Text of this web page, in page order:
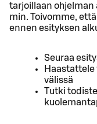
tarjoillaan ohjelman
min. Toivomme,
ennen esityksen
Seuraa
välissä
Tutki